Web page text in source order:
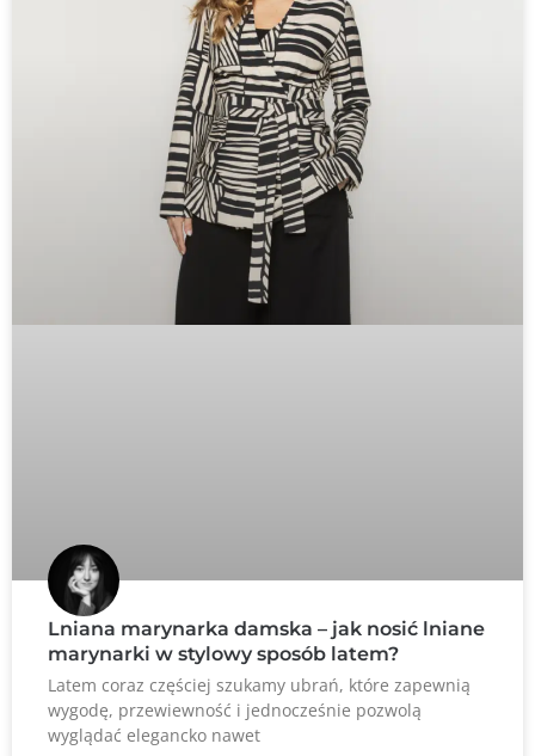
Lniana marynarka damska – jak nosić lniane
marynarki w stylowy sposób latem?
Latem coraz częściej szukamy ubrań, które zapewnią
wygodę, przewiewność i jednocześnie pozwolą
wyglądać elegancko nawet